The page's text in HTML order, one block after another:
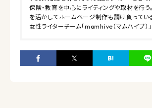
保険・教育を中心にライティングや取材を行
を活かしてホームページ制作も請け負ってい
女性ライターチーム「mamhive（マムハイブ）